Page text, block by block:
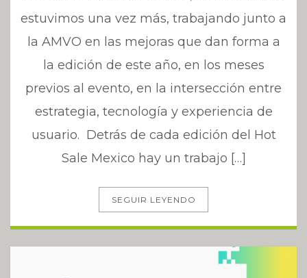
estuvimos una vez más, trabajando junto a
la AMVO en las mejoras que dan forma a
la edición de este año, en los meses
previos al evento, en la intersección entre
estrategia, tecnología y experiencia de
usuario. Detrás de cada edición del Hot
Sale Mexico hay un trabajo […]
SEGUIR LEYENDO